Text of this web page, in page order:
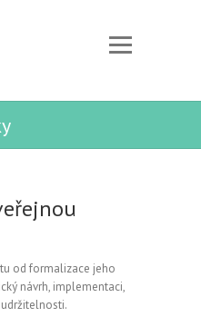
od formalizace jeho
návrh, implementaci,